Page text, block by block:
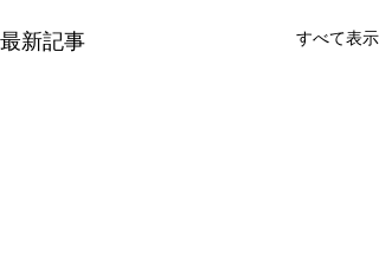
最新記事 すべて表示